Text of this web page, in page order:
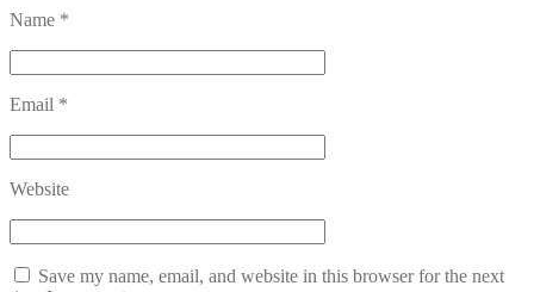
Name *
Email *
Website
Save my name, email, and website in this browser for the next